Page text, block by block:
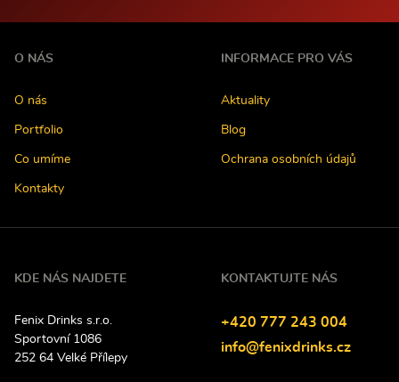
O NÁS
O nás
Portfolio
Co umíme
Kontakty
INFORMACE PRO VÁS
Aktuality
Blog
Ochrana osobních údajů
KDE NÁS NAJDETE
Fenix Drinks s.r.o.
Sportovní 1086
252 64 Velké Přílepy
KONTAKTUJTE NÁS
Telefon:
+420 777 243 004
E-
info@fenixdrinks.cz